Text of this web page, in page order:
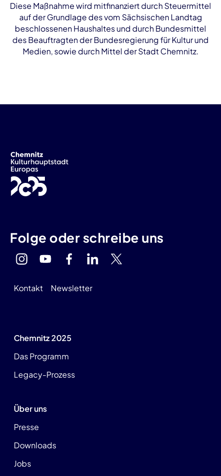
Diese Maßnahme wird mitfinanziert durch Steuermittel
auf der Grundlage des vom Sächsischen Landtag
beschlossenen Haushaltes und durch Bundesmittel
des Beauftragten der Bundesregierung für Kultur und
Medien, sowie durch Mittel der Stadt Chemnitz.
Folge oder schreibe uns
Kontakt Newsletter
Chemnitz 2025
Das Programm
Legacy-Prozess
Über uns
Presse
Downloads
Jobs